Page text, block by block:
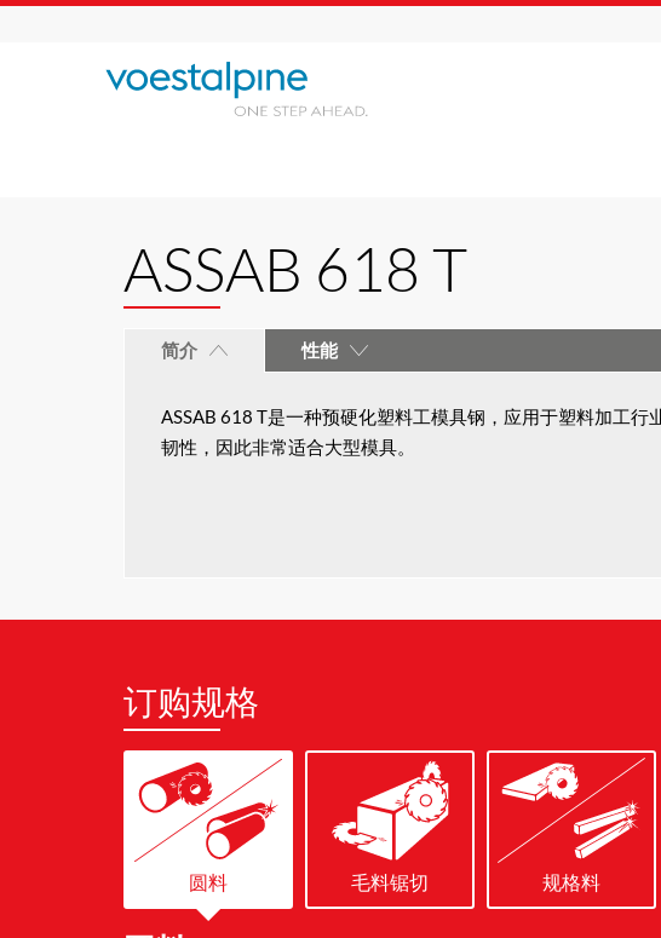
ASSAB 618 T
简介 性能
ASSAB 618 T是一种预硬化塑料工模具钢，应用于塑料加工
韧性，因此非常适合大型模具。
订购规格
圆料 毛料锯切 规格料